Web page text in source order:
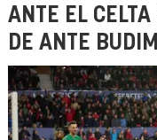
ANTE EL
DE ANTE